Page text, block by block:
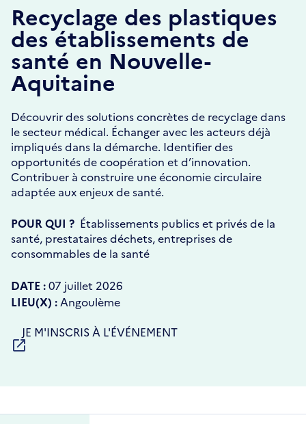
Recyclage des plastiques
des établissements de
santé en Nouvelle-
Aquitaine
Découvrir des solutions concrètes de recyclage dans
le secteur médical. Échanger avec les acteurs déjà
impliqués dans la démarche. Identifier des
opportunités de coopération et d’innovation.
Contribuer à construire une économie circulaire
adaptée aux enjeux de santé.
POUR QUI ? Établissements publics et privés de la
santé, prestataires déchets, entreprises de
consommables de la santé
DATE :07 juillet 2026
LIEU(X) : Angoulème
S'OUVRE
DANS
UNE
JE M'INSCRIS À L'ÉVÉNEMENT